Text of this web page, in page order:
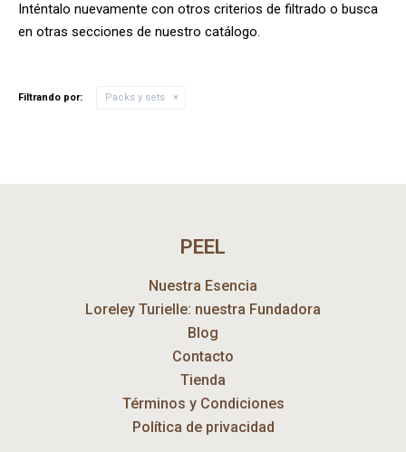
Inténtalo nuevamente con otros criterios de filtrado o busca
en otras secciones de nuestro catálogo.
Filtrando por: Packs y sets
PEEL
Nuestra Esencia
Loreley Turielle: nuestra Fundadora
Blog
Contacto
Tienda
Términos y Condiciones
Política de privacidad